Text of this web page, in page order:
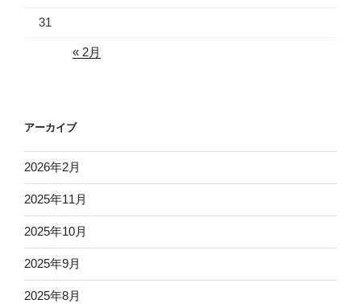
31
« 2月
アーカイブ
2026年2月
2025年11月
2025年10月
2025年9月
2025年8月